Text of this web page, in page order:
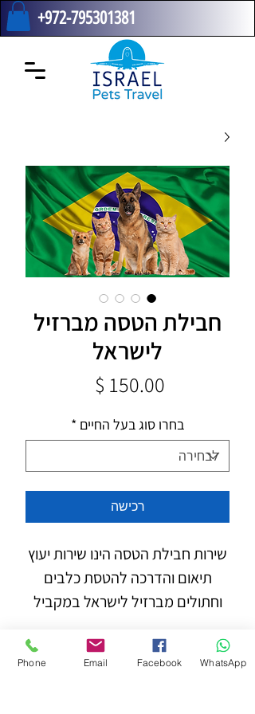
+972-795301381
חבילת הטסה מברזיל
לישראל
בחרו סוג בעל החיים *
רכישה
שירות חבילת הטסה הינו שירות יעוץ
תיאום והדרכה להטסת כלבים
וחתולים מברזיל לישראל במקביל
סוג, זן, מידות ומשקל בעל החיים.
Phone Email Facebook WhatsApp